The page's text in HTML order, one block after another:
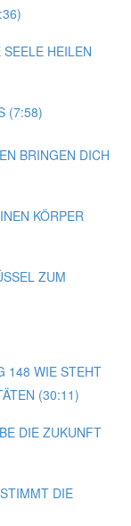
HEILEN
(7:58)
BRINGEN DICH
KÖRPER
ZUM
148 WIE STEHT
(30:11)
DIE ZUKUNFT
DIE